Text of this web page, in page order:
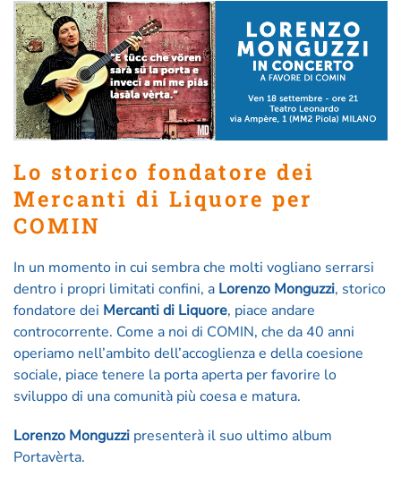
Lo storico fondatore dei
Mercanti di Liquore per
COMIN
In un momento in cui sembra che molti vogliano serrarsi
dentro i propri limitati confini, a Lorenzo Monguzzi, storico
fondatore dei Mercanti di Liquore, piace andare
controcorrente. Come a noi di COMIN, che da 40 anni
operiamo nell’ambito dell’accoglienza e della coesione
sociale, piace tenere la porta aperta per favorire lo
sviluppo di una comunità più coesa e matura.
Lorenzo Monguzzi presenterà il suo ultimo album
Portavèrta.